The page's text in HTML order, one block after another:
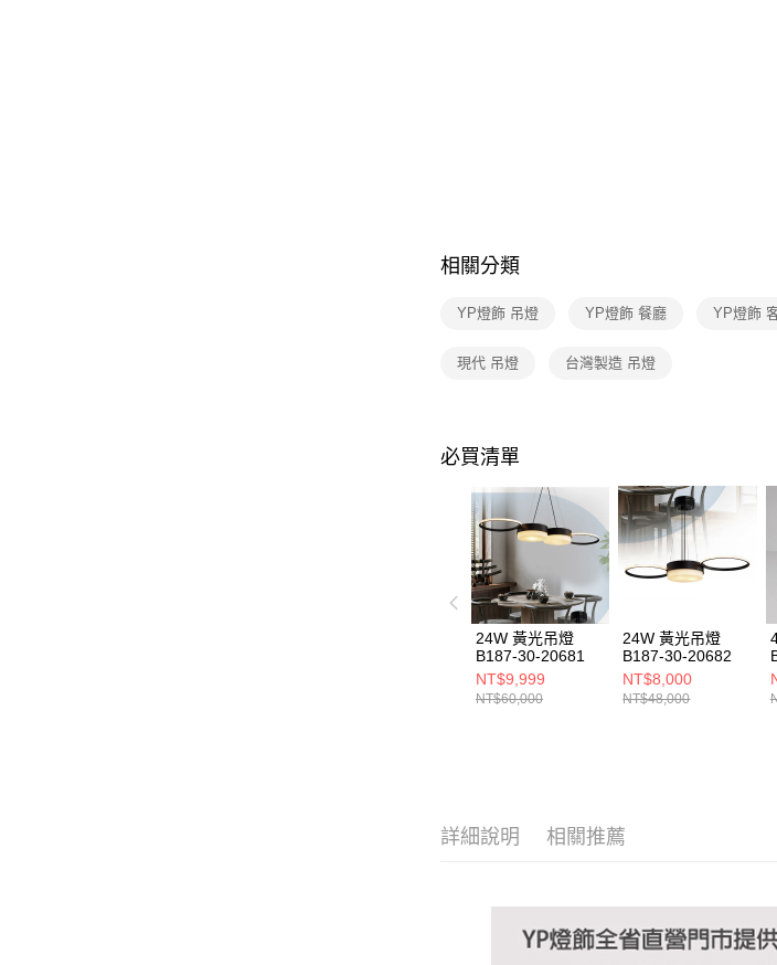
相關分類
YP燈飾 吊燈 YP燈飾 餐廳 YP燈飾
現代 吊燈 台灣製造 吊燈
必買清單
24W 黃光吊燈
B187-30-20681
NT$9,999
NT$60,000
24W 黃光吊燈
B187-30-20682
NT$8,000
NT$48,000
詳細說明 相關推薦